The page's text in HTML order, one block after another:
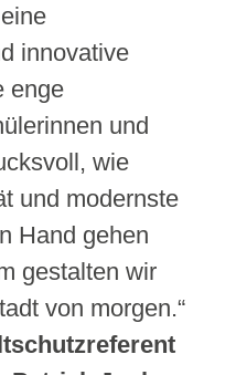
innovative
enge
und
wie
und modernste
Hand gehen
gestalten wir
von morgen.“